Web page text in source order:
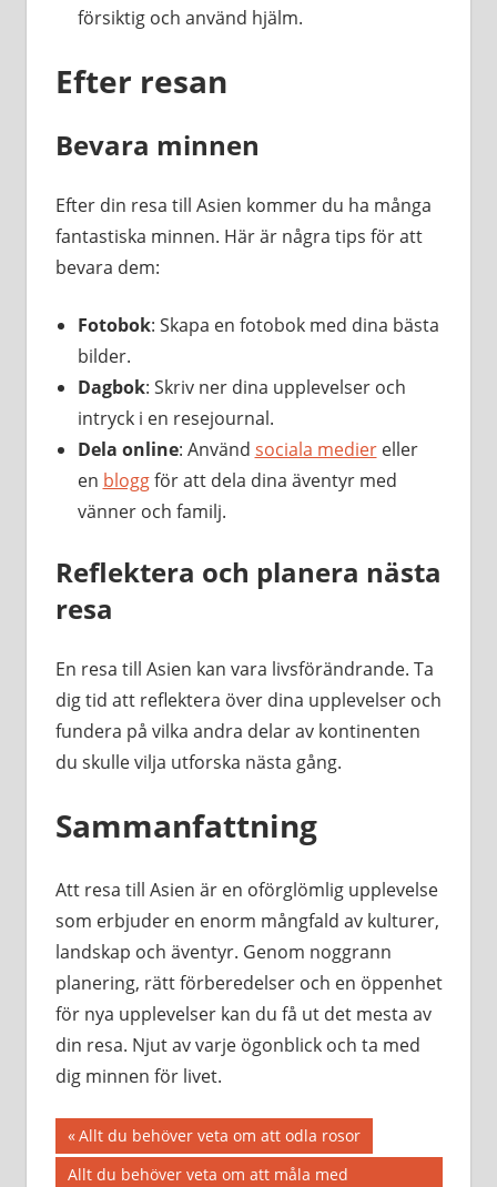
försiktig och använd hjälm.
Efter resan
Bevara minnen
Efter din resa till Asien kommer du ha många
fantastiska minnen. Här är några tips för att
bevara dem:
Fotobok: Skapa en fotobok med dina bästa
bilder.
Dagbok: Skriv ner dina upplevelser och
intryck i en resejournal.
Dela online: Använd sociala mediereller
en bloggför att dela dina äventyr med
vänner och familj.
Reflektera och planera nästa
resa
En resa till Asien kan vara livsförändrande. Ta
dig tid att reflektera över dina upplevelser och
fundera på vilka andra delar av kontinenten
du skulle vilja utforska nästa gång.
Sammanfattning
Att resa till Asien är en oförglömlig upplevelse
som erbjuder en enorm mångfald av kulturer,
landskap och äventyr. Genom noggrann
planering, rätt förberedelser och en öppenhet
för nya upplevelser kan du få ut det mesta av
din resa. Njut av varje ögonblick och ta med
dig minnen för livet.
Inläggsnavigering
Föregående
inlägg:
Allt du behöver veta om att odla rosor
Nästa
Allt du behöver veta om att måla med